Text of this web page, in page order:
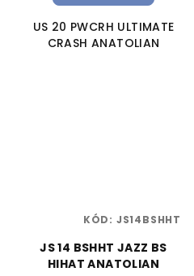
US 20 PWCRH ULTIMATE
CRASH ANATOLIAN
JS 14 BSHHT JAZZ BS
HIHAT ANATOLIAN
KÓD: JS14BSHHT